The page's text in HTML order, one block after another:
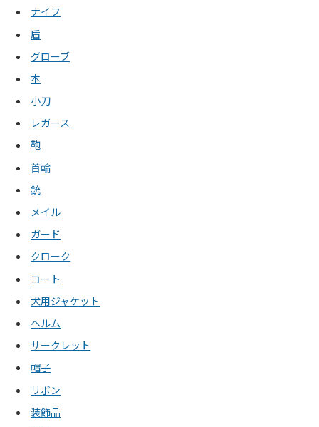
ナイフ
盾
グローブ
本
小刀
レガース
鞄
首輪
銃
メイル
ガード
クローク
コート
犬用ジャケット
ヘルム
サークレット
帽子
リボン
装飾品